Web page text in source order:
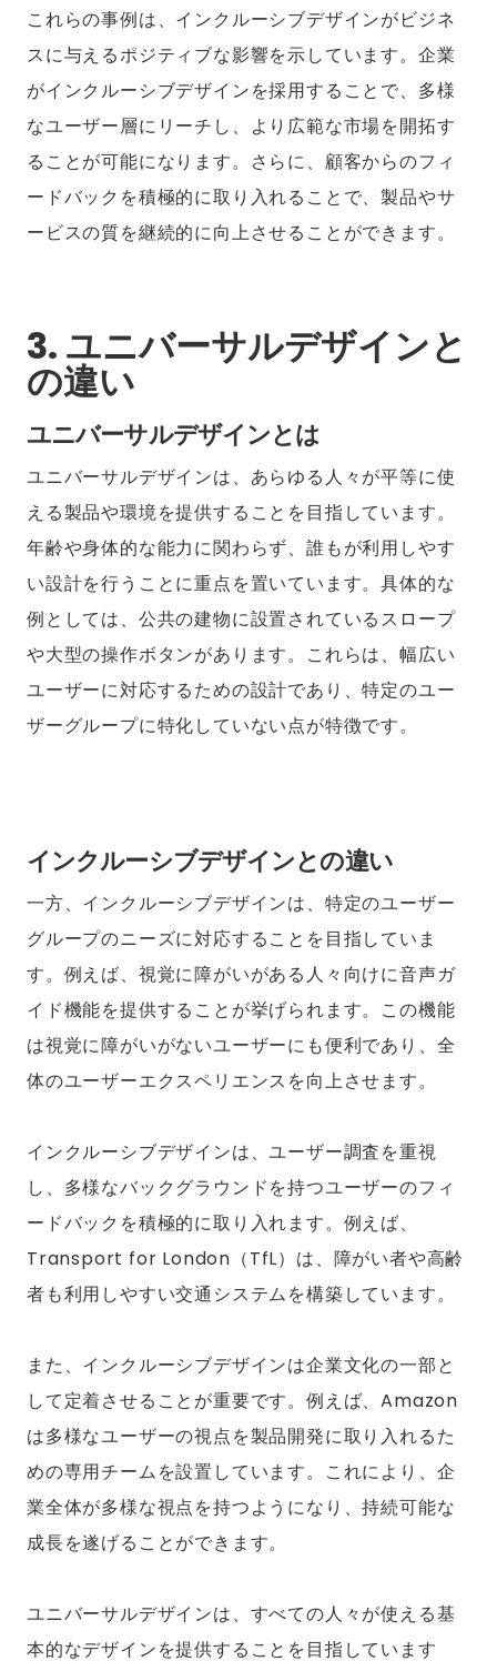
これらの事例は、インクルーシブデザインがビジネ
スに与えるポジティブな影響を示しています。企業
がインクルーシブデザインを採用することで、多様
なユーザー層にリーチし、より広範な市場を開拓す
ることが可能になります。さらに、顧客からのフィ
ードバックを積極的に取り入れることで、製品やサ
ービスの質を継続的に向上させることができます。
3. ユニバーサルデザインと
の違い
ユニバーサルデザインとは
ユニバーサルデザインは、あらゆる人々が平等に使
える製品や環境を提供することを目指しています。
年齢や身体的な能力に関わらず、誰もが利用しやす
い設計を行うことに重点を置いています。具体的な
例としては、公共の建物に設置されているスロープ
や大型の操作ボタンがあります。これらは、幅広い
ユーザーに対応するための設計であり、特定のユー
ザーグループに特化していない点が特徴です。
インクルーシブデザインとの違い
一方、インクルーシブデザインは、特定のユーザー
グループのニーズに対応することを目指していま
す。例えば、視覚に障がいがある人々向けに音声ガ
イド機能を提供することが挙げられます。この機能
は視覚に障がいがないユーザーにも便利であり、全
体のユーザーエクスペリエンスを向上させます。
インクルーシブデザインは、ユーザー調査を重視
し、多様なバックグラウンドを持つユーザーのフィ
ードバックを積極的に取り入れます。例えば、
Transport for London（TfL）は、障がい者や高齢
者も利用しやすい交通システムを構築しています。
また、インクルーシブデザインは企業文化の一部と
して定着させることが重要です。例えば、Amazon
は多様なユーザーの視点を製品開発に取り入れるた
めの専用チームを設置しています。これにより、企
業全体が多様な視点を持つようになり、持続可能な
成長を遂げることができます。
ユニバーサルデザインは、すべての人々が使える基
本的なデザインを提供することを目指しています